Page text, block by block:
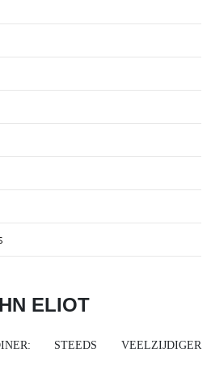
ELIOT
STEEDS VEELZIJDIGER